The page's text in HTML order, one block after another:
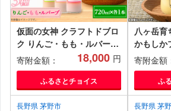
仮面の女神 クラフトドブロ
ク りんご・もも・ルバーブ
(720ml×各1本) 信州味噌
の丸井伊藤商店
【1576515】
寄附金額： 18,000 円
ふるさとチョイス
長野県 茅野市
八ヶ岳育
かもしか
(90ml×6
寄附金額
ふ
長野県 茅